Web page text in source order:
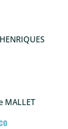
MALLET